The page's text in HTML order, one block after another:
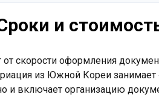
и
от скорости оформления
из Южной Кореи
и включает организацию